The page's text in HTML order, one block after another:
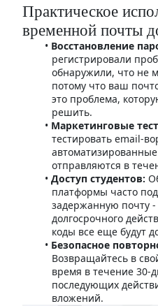
Практическое
временной почты
Восстановление
регистрировали
обнаружили, что не
потому что ваш
это проблема,
решить.
Маркетинговые
тестировать email-
отправляются в
Доступ студентов:
платформы часто
задержанную почту
долгосрочного
коды все еще будут
Безопасное
Возвращайтесь в
время в течение 30-
последующих
вложений.